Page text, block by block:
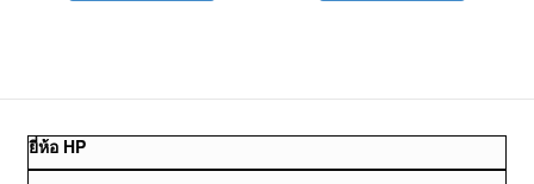
ยี่ห้อ HP